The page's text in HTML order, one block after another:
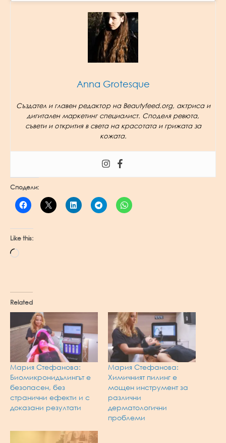
Anna Grotesque
Създател и главен редактор на Beautyfeed.org, актриса и
дигитален маркетинг специалист. Споделя ревюта,
съвети и открития в света на красотата и грижата за
кожата.
Сподели:
Like this:
Loading…
Related
Мария Стефанова:
Биомикронидълингът е
безопасен, без
странични ефекти и с
доказани резултати
Мария Стефанова:
Химичният пилинг е
мощен инструмент за
различни
дерматологични
проблеми